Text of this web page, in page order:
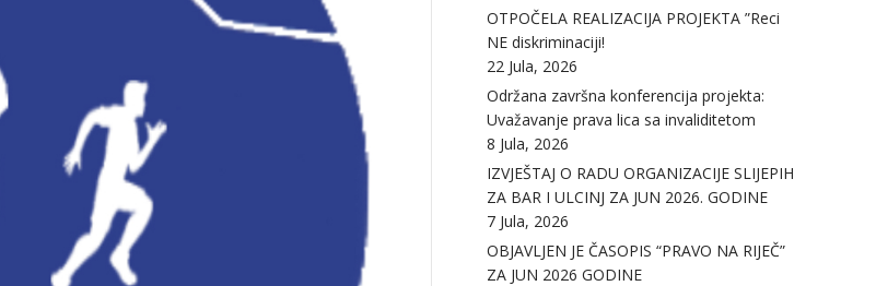
OTPOČELA REALIZACIJA PROJEKTA ”Reci
NE diskriminaciji!
22 Jula, 2026
Održana završna konferencija projekta:
Uvažavanje prava lica sa invaliditetom
8 Jula, 2026
IZVJEŠTAJ O RADU ORGANIZACIJE SLIJEPIH
ZA BAR I ULCINJ ZA JUN 2026. GODINE
7 Jula, 2026
OBJAVLJEN JE ČASOPIS “PRAVO NA RIJEČ”
ZA JUN 2026 GODINE